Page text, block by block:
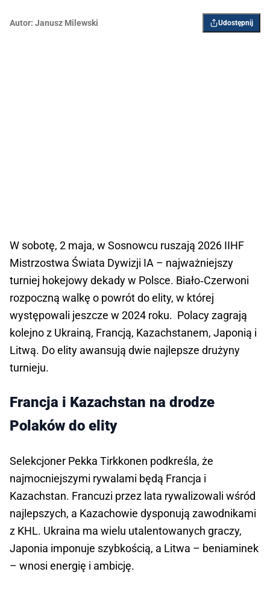
Autor: Janusz Milewski Udostępnij
W sobotę, 2 maja, w Sosnowcu ruszają 2026 IIHF
Mistrzostwa Świata Dywizji IA – najważniejszy
turniej hokejowy dekady w Polsce. Biało‑Czerwoni
rozpoczną walkę o powrót do elity, w której
występowali jeszcze w 2024 roku. Polacy zagrają
kolejno z Ukrainą, Francją, Kazachstanem, Japonią i
Litwą. Do elity awansują dwie najlepsze drużyny
turnieju.
Francja i Kazachstan na drodze
Polaków do elity
Selekcjoner Pekka Tirkkonen podkreśla, że
najmocniejszymi rywalami będą Francja i
Kazachstan. Francuzi przez lata rywalizowali wśród
najlepszych, a Kazachowie dysponują zawodnikami
z KHL. Ukraina ma wielu utalentowanych graczy,
Japonia imponuje szybkością, a Litwa – beniaminek
– wnosi energię i ambicję.